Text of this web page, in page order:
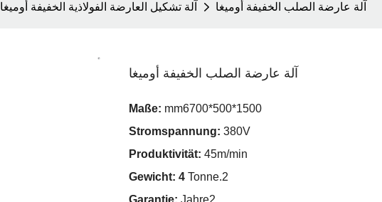
آلة تشكيل العارضة الفولاذية الخفيفة أوميغا آلة عارضة الصلب الخفيفة أوميغا
آلة عارضة الصلب الخفيفة أوميغا
Maße: mm6700*500*1500
Stromspannung: 380V
Produktivität: 45m/min
Gewicht: 4 Tonne.2